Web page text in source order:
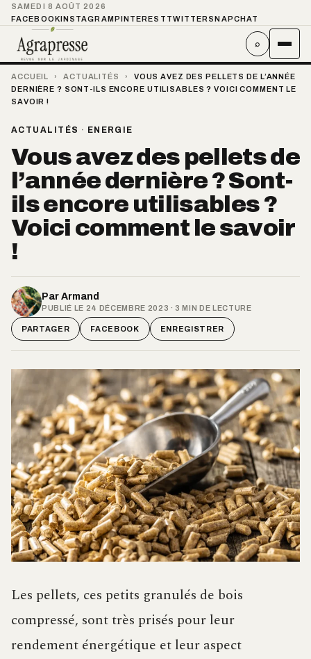
SAMEDI 8 AOÛT 2026
FACEBOOKINSTAGRAMPINTEREST TWITTER SNAPCHAT
⌕
ACCUEIL › ACTUALITÉS ›
VOUS AVEZ DES PELLETS DE L’ANNÉE
DERNIÈRE ? SONT-ILS ENCORE UTILISABLES ? VOICI COMMENT LE
SAVOIR !
ACTUALITÉS · ENERGIE
Vous avez des pellets de
l’année dernière ? Sont-
ils encore utilisables ?
Voici comment le savoir
!
Par Armand
PUBLIÉ LE 24 DÉCEMBRE 2023 · 3 MIN DE LECTURE
PARTAGER FACEBOOK ENREGISTRER
Les pellets, ces petits granulés de bois
compressé, sont très prisés pour leur
rendement énergétique et leur aspect